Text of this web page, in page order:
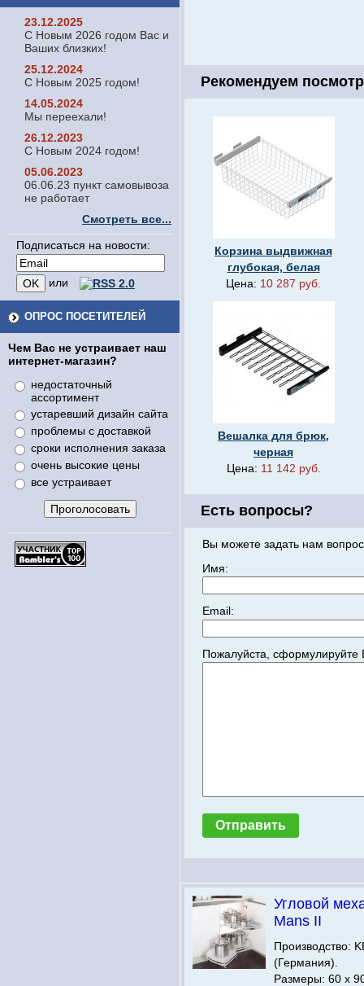
23.12.2025
С Новым 2026 годом Вас и
Ваших близких!
25.12.2024
С Новым 2025 годом!
14.05.2024
Мы переехали!
26.12.2023
С Новым 2024 годом!
05.06.2023
06.06.23 пункт самовывоза
не работает
Смотреть все...
Подписаться на новости:
или
ОПРОС ПОСЕТИТЕЛЕЙ
Чем Вас не устраивает наш
интернет-магазин?
недостаточный
ассортимент
устаревший дизайн сайта
проблемы с доставкой
сроки исполнения заказа
очень высокие цены
все устраивает
Рекомендуем
Корзина выдвижная
глубокая, белая
Цена: 10 287 руб.
Вешалка для брюк,
черная
Цена: 11 142 руб.
Есть вопросы?
Вы можете задать нам
Имя:
Email:
Пожалуйста,
Угловой
Mans II
Производство:
(Германия).
Размеры: 60 х